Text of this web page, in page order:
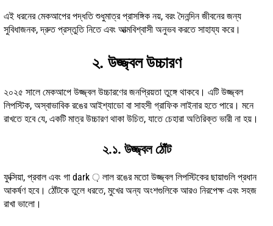
এই ধরনের মেকআপের পদ্ধতি শুধুমাত্র প্রাসঙ্গিক নয়, বরং দৈনন্দিন জীবনের জন্য
সুবিধাজনক, দ্রুত প্রস্তুতি নিতে এবং আত্মবিশ্বাসী অনুভব করতে সাহায্য করে।
২. উজ্জ্বল উচ্চারণ
২০২৫ সালে মেকআপে উজ্জ্বল উচ্চারণের জনপ্রিয়তা তুঙ্গে থাকবে। এটি উজ্জ্বল
লিপস্টিক, অস্বাভাবিক রঙের আইশ্যাডো বা সাহসী গ্রাফিক লাইনার হতে পারে। মনে
রাখতে হবে যে, একটি মাত্র উচ্চারণ থাকা উচিত, যাতে চেহারা অতিরিক্ত ভারী না হয়।
২.১. উজ্জ্বল ঠোঁট
ফুক্সিয়া, প্রবাল এবং গা dark ় লাল রঙের মতো উজ্জ্বল লিপস্টিকের ছায়াগুলি প্রধান
আকর্ষণ হবে। ঠোঁটকে তুলে ধরতে, মুখের অন্য অংশগুলিকে আরও নিরপেক্ষ এবং সহজ
রাখা ভালো।